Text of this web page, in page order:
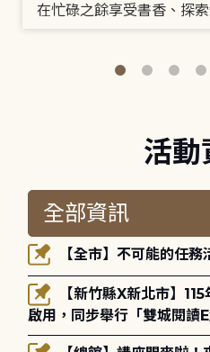
在忙碌之餘享受書香、探索
活動
【全市】不可能的任務
啟用，同步舉行「雙城閱讀
躍參加(115年8月3日至10月